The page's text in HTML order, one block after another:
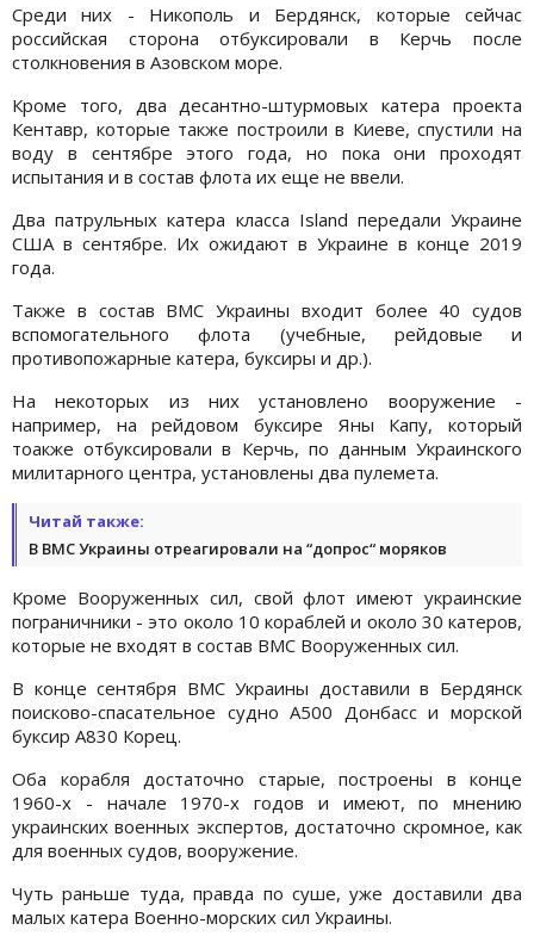
Среди них - Никополь и Бердянск, которые сейчас
российская сторона отбуксировали в Керчь после
столкновения в Азовском море.
Кроме того, два десантно-штурмовых катера проекта
Кентавр, которые также построили в Киеве, спустили на
воду в сентябре этого года, но пока они проходят
испытания и в состав флота их еще не ввели.
Два патрульных катера класса Island передали Украине
США в сентябре. Их ожидают в Украине в конце 2019
года.
Также в состав ВМС Украины входит более 40 судов
вспомогательного флота (учебные, рейдовые и
противопожарные катера, буксиры и др.).
На некоторых из них установлено вооружение -
например, на рейдовом буксире Яны Капу, который
тоакже отбуксировали в Керчь, по данным Украинского
милитарного центра, установлены два пулемета.
Читай также:
В ВМС Украины отреагировали на “допрос“ моряков
Кроме Вооруженных сил, свой флот имеют украинские
пограничники - это около 10 кораблей и около 30 катеров,
которые не входят в состав ВМС Вооруженных сил.
В конце сентября ВМС Украины доставили в Бердянск
поисково-спасательное судно A500 Донбасс и морской
буксир A830 Корец.
Оба корабля достаточно старые, построены в конце
1960-х - начале 1970-х годов и имеют, по мнению
украинских военных экспертов, достаточно скромное, как
для военных судов, вооружение.
Чуть раньше туда, правда по суше, уже доставили два
малых катера Военно-морских сил Украины.